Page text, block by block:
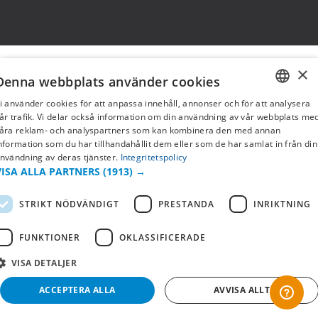
SWEDISH
FI
×
webbplats använder cookies
använder cookies för att anpassa innehåll, annonser och för att analysera
trafik. Vi delar också information om din användning av vår webbplats
reklam- och analyspartners som kan kombinera den med annan
som du har tillhandahållit dem eller som de har samlat in från din
av deras tjänster. Integritetspolicy
ALLA PARTNERS (1913) →
STRIKT NÖDVÄNDIGT PRESTANDA INRIKTNING
FUNKTIONER OKLASSIFICERADE
VISA DETALJER
ACCEPTERA ALLA AVVISA ALLT